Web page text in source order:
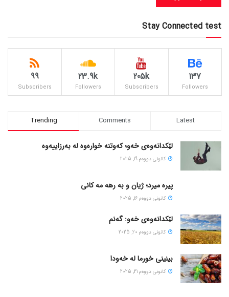
Stay Connected test
137
Followers
205k
Subscribers
23.9k
Followers
99
Subscribers
Trending Comments Latest
لێکدانەوەی خەو؛ کەوتنە خوارەوە لە بەرزاییەوە
كانونی دووه‌م 19, 2025
پیره میرد؛ ژیان و به رهه مه کانی
كانونی دووه‌م 16, 2025
لێکدانەوەی خەو: گەنم
كانونی دووه‌م 20, 2025
بینینی خورما لە خەودا
كانونی دووه‌م 21, 2025